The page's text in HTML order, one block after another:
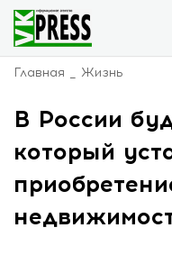
Главная Жизнь
В России
который